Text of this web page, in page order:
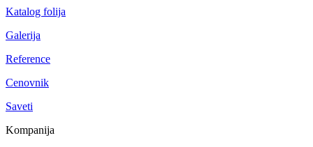
Katalog folija
Galerija
Reference
Cenovnik
Saveti
Kompanija